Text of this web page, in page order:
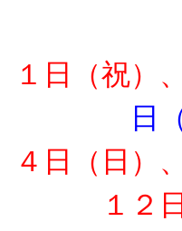
１日（祝）、
日
４日（日）
１２